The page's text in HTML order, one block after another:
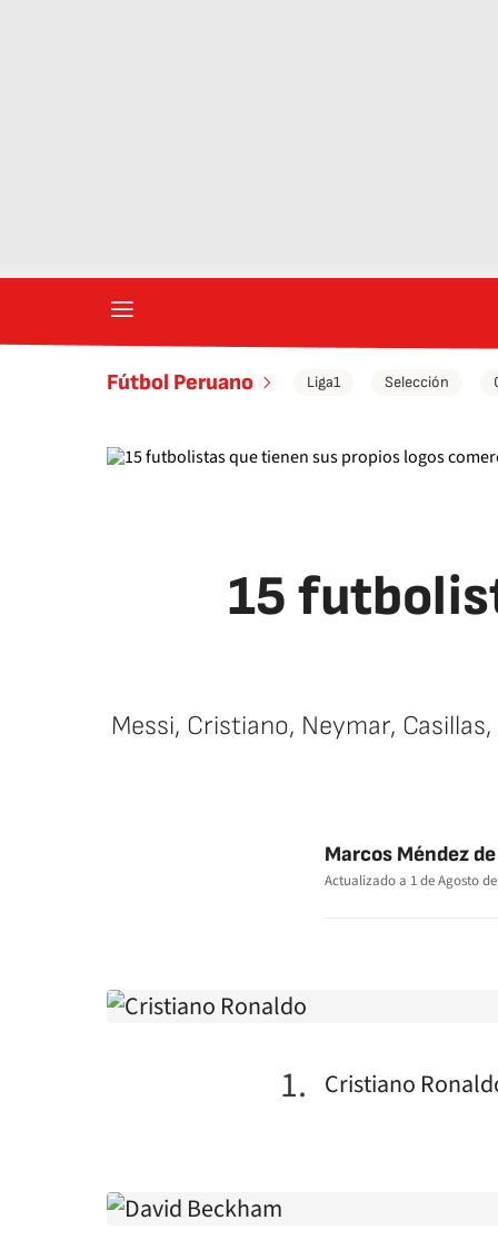
Fútbol Peruano Liga1 Selección
15
Messi, Cristiano, Neymar,
Marcos Méndez
Actualizado a 1 de Agosto
Cristiano